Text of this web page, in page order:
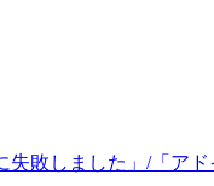
敗しました」/「